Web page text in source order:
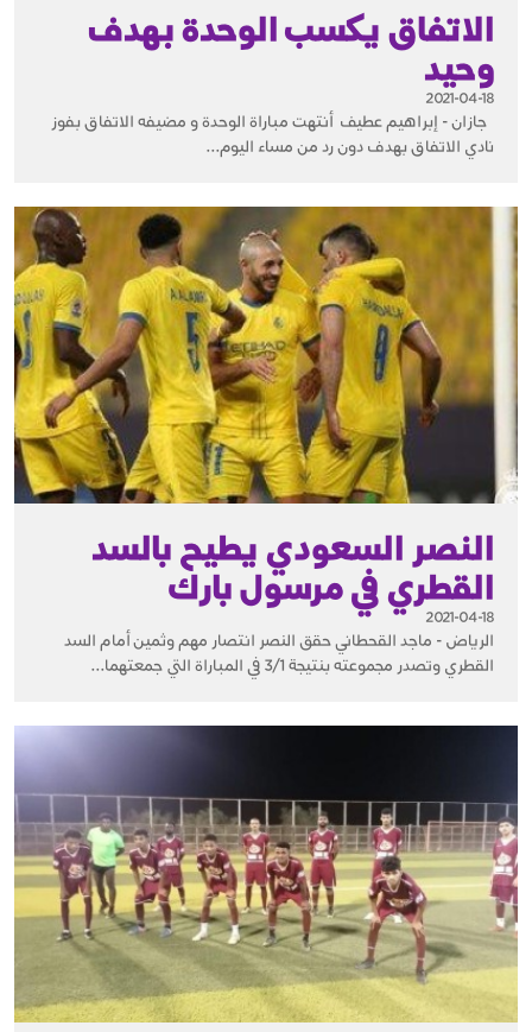
الاتفاق يكسب الوحدة بهدف
وحيد
2021-04-18
جازان - إبراهيم عطيف أنتهت مباراة الوحدة و مضيفه الاتفاق بفوز
نادي الاتفاق بهدف دون رد من مساء اليوم...
النصر السعودي يطيح بالسد
القطري في مرسول بارك
2021-04-18
الرياض - ماجد القحطاني حقق النصر انتصار مهم وثمين أمام السد
القطري وتصدر مجموعته بنتيجة 3/1 في المباراة التي جمعتهما...